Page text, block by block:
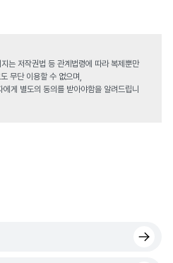
는 저작권법 등 관계법령에 따라 복제뿐만
무단 이용할 수 없으며,
게 별도의 동의를 받아야함을 알려드립니